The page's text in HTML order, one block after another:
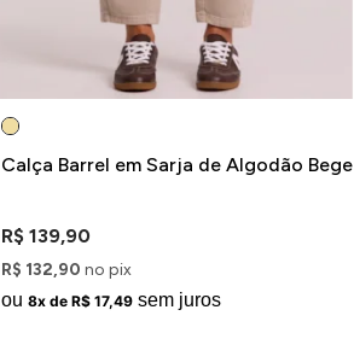
Calça Barrel em Sarja de Algodão Bege
R$ 139,90
R$ 132,90 no pix
ou8x de R$ 17,49 sem juros